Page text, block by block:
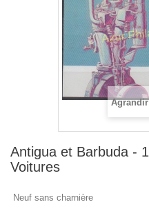
Antigua et Barbuda -
Voitures
Neuf sans charnière